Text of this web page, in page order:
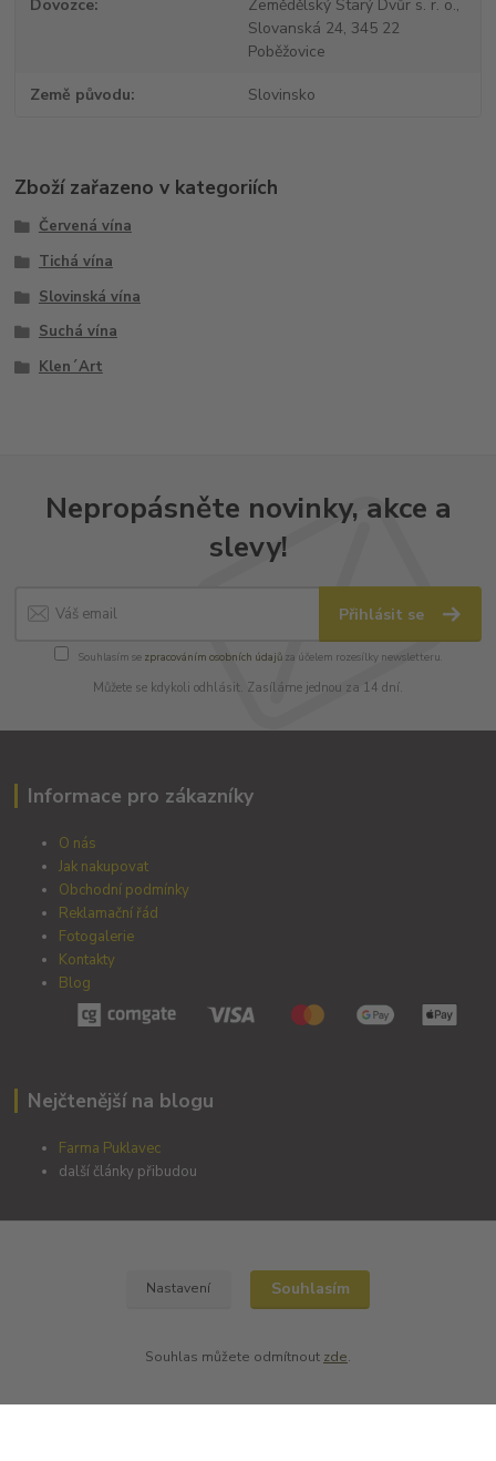
Dovozce
Zemědělský Starý Dvůr s. r. o.,
Slovanská 24, 345 22
Poběžovice
Země původu Slovinsko
Zboží zařazeno v kategoriích
Červená vína
Tichá vína
Slovinská vína
Suchá vína
Klen´Art
Nepropásněte novinky, akce a
slevy!
Přihlásit se
Souhlasím se zpracováním osobních údajůza účelem rozesílky newsletteru.
Můžete se kdykoli odhlásit. Zasíláme jednou za 14 dní.
Informace pro zákazníky
O nás
Jak nakupovat
Obchodní podmínky
Reklamační řád
Fotogalerie
Kontakty
Blog
Nejčtenější na blogu
Farma Puklavec
další články přibudou
Nastavení Souhlasím
Souhlas můžete odmítnout zde.